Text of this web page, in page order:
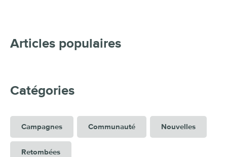
Articles populaires
Catégories
Campagnes Communauté Nouvelles
Retombées